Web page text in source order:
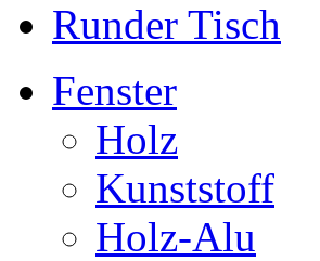
Runder Tisch
Fenster
Holz
Kunststoff
Holz-Alu